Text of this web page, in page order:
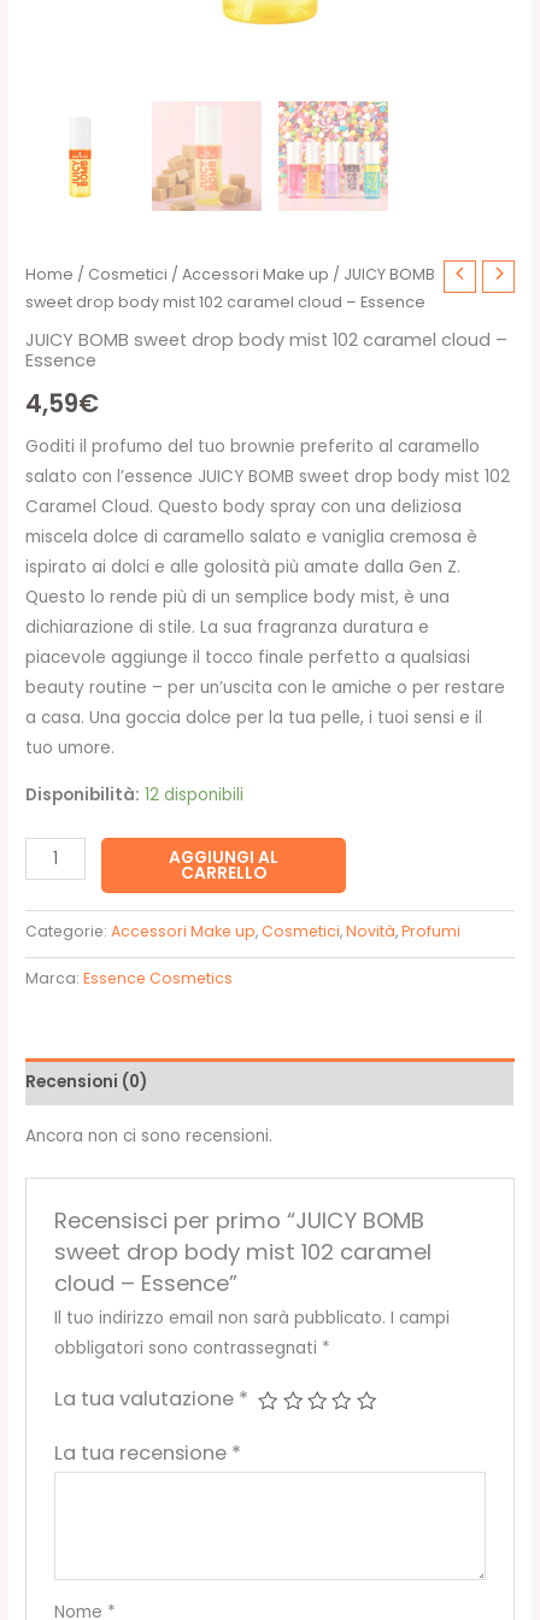
Home / Cosmetici /Accessori Make up / JUICY BOMB
sweet drop body mist 102 caramel cloud – Essence
JUICY BOMB sweet drop body mist 102 caramel cloud –
Essence
4,59€
Goditi il profumo del tuo brownie preferito al caramello
salato con l’essence JUICY BOMB sweet drop body mist 102
Caramel Cloud. Questo body spray con una deliziosa
miscela dolce di caramello salato e vaniglia cremosa è
ispirato ai dolci e alle golosità più amate dalla Gen Z.
Questo lo rende più di un semplice body mist, è una
dichiarazione di stile. La sua fragranza duratura e
piacevole aggiunge il tocco finale perfetto a qualsiasi
beauty routine – per un’uscita con le amiche o per restare
a casa. Una goccia dolce per la tua pelle, i tuoi sensi e il
tuo umore.
Disponibilità: 12 disponibili
JUICY
BOMB
sweet
drop
body
caramel
cloud
quantità
AGGIUNGI AL
CARRELLO
Categorie:Accessori Make up,Cosmetici,Novità,Profumi
Marca:Essence Cosmetics
Recensioni (0)
Ancora non ci sono recensioni.
Recensisci per primo “JUICY BOMB
sweet drop body mist 102 caramel
cloud – Essence”
Il tuo indirizzo email non sarà pubblicato. I campi
obbligatori sono contrassegnati *
La tua valutazione *
La tua recensione *
Nome *